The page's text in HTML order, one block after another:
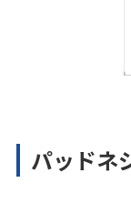
パッドネ